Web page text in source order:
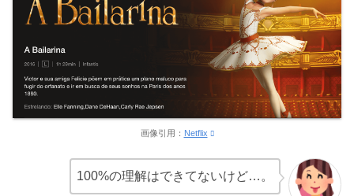
画像引用： Netflix
100%の理解はできてないけど…。